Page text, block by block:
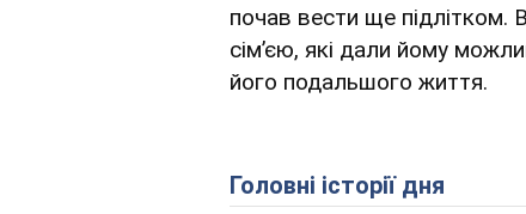
почав вести ще підлітком.
сімʼєю, які дали йому
його подальшого життя.
Головні історії дня